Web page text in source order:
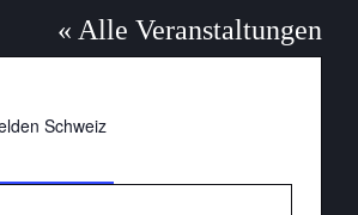
« Alle Veranstaltungen
Schweiz